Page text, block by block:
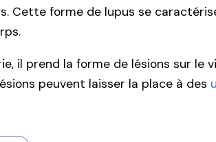
Cette forme de lupus se
il prend la forme de lésions sur
peuvent laisser la place à des